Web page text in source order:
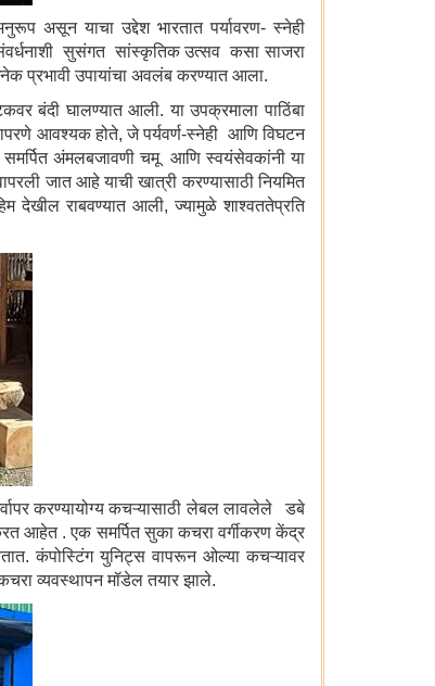
असून याचा उद्देश भारतात पर्यावरण- स्नेही
सुसंगत सांस्कृतिक उत्सव कसा साजरा
प्रभावी उपायांचा अवलंब करण्यात आला.
बंदी घालण्यात आली. या उपक्रमाला पाठिंबा
आवश्यक होते, जे पर्यवर्ण-स्नेही आणि विघटन
समर्पित अंमलबजावणी चमू आणि स्वयंसेवकांनी या
जात आहे याची खात्री करण्यासाठी नियमित
देखील राबवण्यात आली, ज्यामुळे शाश्वततेप्रति
करण्यायोग्य कचऱ्यासाठी लेबल लावलेले डबे
आहेत . एक समर्पित सुका कचरा वर्गीकरण केंद्र
कंपोस्टिंग युनिट्स वापरून ओल्या कचऱ्यावर
व्यवस्थापन मॉडेल तयार झाले.